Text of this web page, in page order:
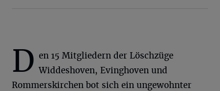
D en 15 Mitgliedern der Löschzüge
Widdeshoven, Evinghoven und
Rommerskirchen bot sich ein ungewohnter